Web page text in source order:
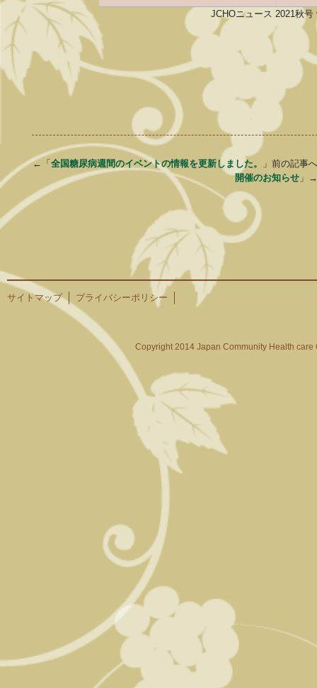
JCHOニュース 2021秋号
←「 全国糖尿病週間のイベントの情報を更新しました。
」前の記
開催のお知らせ」→
サイトマップ プライバシーポリシー
Copyright 2014 Japan Community Health